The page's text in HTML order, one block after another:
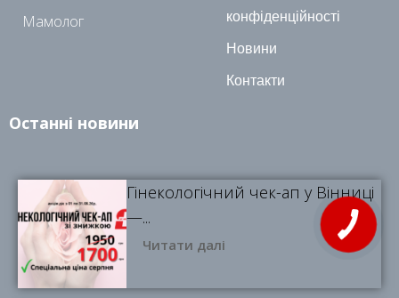
Мамолог
конфіденційності
Новини
Контакти
Останні новини
Гінекологічний чек-ап у Вінниці
—...
Читати далі